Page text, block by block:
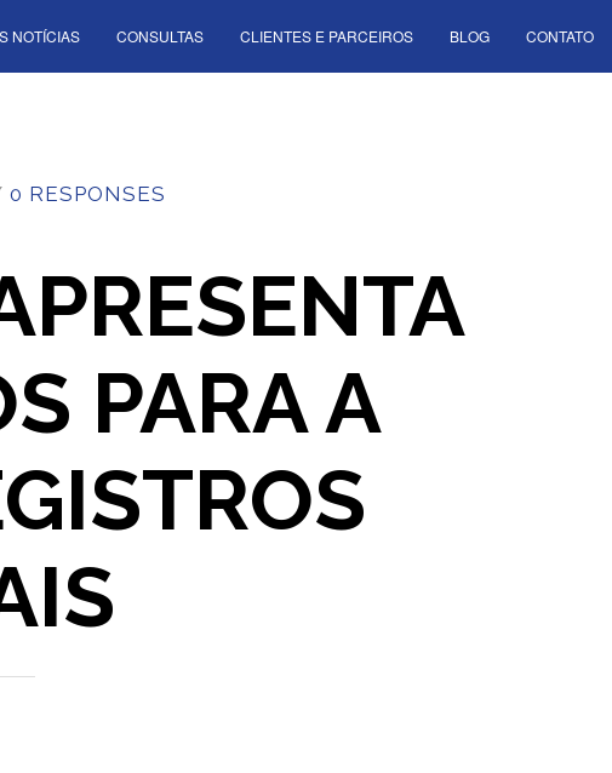
NOTÍCIAS CONSULTAS CLIENTES E PARCEIROS BLOG CONTATO
0 RESPONSES
PARA A